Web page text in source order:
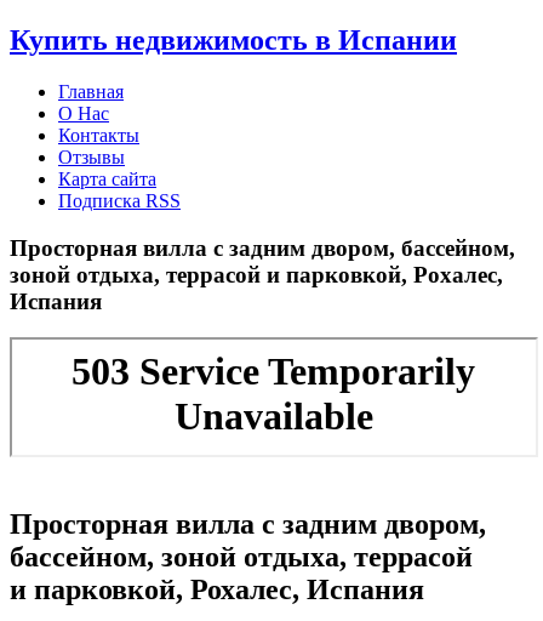
Купить недвижимость в Испании
Главная
О Нас
Контакты
Отзывы
Карта сайта
Подписка RSS
Просторная вилла с задним двором, бассейном,
зоной отдыха, террасой и парковкой, Рохалес,
Испания
Просторная вилла с задним двором,
бассейном, зоной отдыха, террасой
и парковкой, Рохалес, Испания